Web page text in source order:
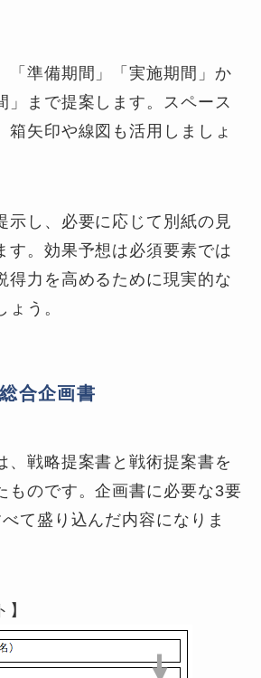
「準備期間」「実施期間」か
」まで提案します。スペース
箱矢印や線図も活用しましょ
示し、必要に応じて別紙の見
す。効果予想は必須要素では
得力を高めるために現実的な
う。
合企画書
、戦略提案書と戦術提案書を
ものです。企画書に必要な3要
て盛り込んだ内容になりま